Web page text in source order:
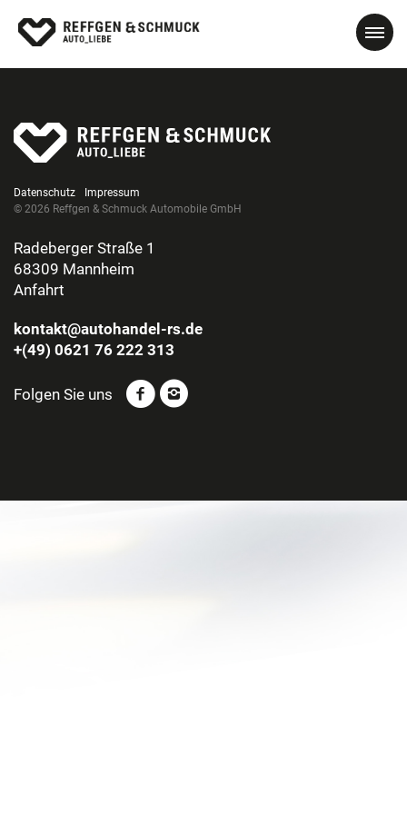
Datenschutz
Impressum
© 2026 Reffgen & Schmuck Automobile GmbH
Radeberger Straße 1
68309 Mannheim
Anfahrt
kontakt@autohandel-rs.de
+(49) 0621 76 222 313
Folgen Sie uns